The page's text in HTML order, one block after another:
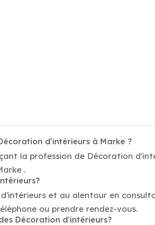
d'intérieurs à Marke ?
la profession de Décoration
.
et au alentour en
ou prendre rendez-vous.
Décoration d'intérieurs?